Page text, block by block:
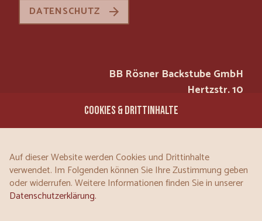
DATENSCHUTZ
BB Rösner Backstube GmbH
Hertzstr. 10
97076 Würzburg
INFO@BB-ROESNER-BACKSTUBE.DE
FACEBOOK
COOKIES & DRITTINHALTE
Auf dieser Website werden Cookies und Drittinhalte
verwendet. Im Folgenden können Sie Ihre Zustimmung geben
oder widerrufen. Weitere Informationen finden Sie in unserer
Datenschutzerklärung.